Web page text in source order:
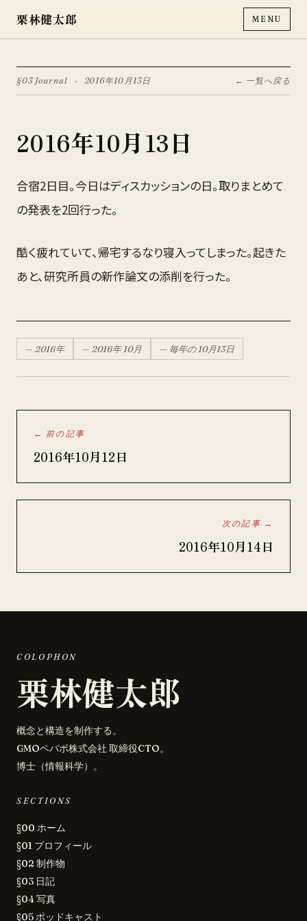
栗林健太郎 MENU
§03 Journal · 2016年10月13日 ← 一覧へ戻る
2016年10月13日
合宿2日目。今日はディスカッションの日。取りまとめて
の発表を2回行った。
酷く疲れていて、帰宅するなり寝入ってしまった。起きた
あと、研究所員の新作論文の添削を行った。
— 2016年 — 2016年 10月 — 毎年の 10月13日
← 前の記事
2016年10月12日
次の記事 →
2016年10月14日
COLOPHON
栗林健太郎
概念と構造を制作する。
GMOペパボ株式会社 取締役CTO。
博士（情報科学）。
SECTIONS
§00 ホーム
§01 プロフィール
§02 制作物
§03 日記
§04 写真
§05 ポッドキャスト